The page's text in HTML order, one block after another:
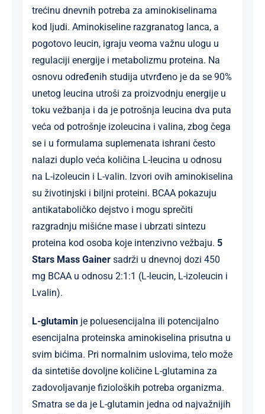
trećinu dnevnih potreba za aminokiselinama
kod ljudi. Aminokiseline razgranatog lanca, a
pogotovo leucin, igraju veoma važnu ulogu u
regulaciji energije i metabolizmu proteina. Na
osnovu određenih studija utvrđeno je da se 90%
unetog leucina utroši za proizvodnju energije u
toku vežbanja i da je potrošnja leucina dva puta
veća od potrošnje izoleucina i valina, zbog čega
se i u formulama suplemenata ishrani često
nalazi duplo veća količina L-leucina u odnosu
na L-izoleucin i L-valin. lzvori ovih aminokiselina
su životinjski i biljni proteini. BCAA pokazuju
antikataboličko dejstvo i mogu sprečiti
razgradnju mišićne mase i ubrzati sintezu
proteina kod osoba koje intenzivno vežbaju. 5
Stars Mass Gainersadrži u dnevnoj dozi 450
mg BCAA u odnosu 2:1:1 (L-leucin, L-izoleucin i
L­valin).
L-glutaminje poluesencijalna ili potencijalno
esencijalna proteinska aminokiselina prisutna u
svim bićima. Pri normalnim uslovima, telo može
da sintetiše dovoljne količine L-glutamina za
zadovoljavanje fizioloških potreba organizma.
Smatra se da je L-glutamin jedna od najvažnijih